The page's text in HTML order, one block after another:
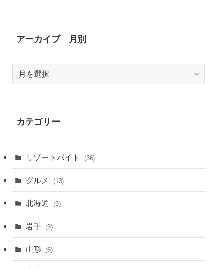
アーカイブ 月別
ブ
カテゴリー
リゾートバイト (36)
グルメ (13)
北海道 (6)
岩手 (3)
山形 (6)